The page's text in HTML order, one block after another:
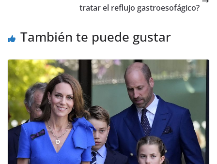
tratar el reflujo gastroesofágico?
También te puede gustar